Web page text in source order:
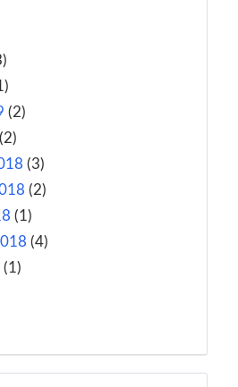
(2)
(2)
(3)
(2)
(1)
(4)
(1)